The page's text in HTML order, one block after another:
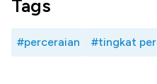
Tags
#perceraian #tingkat